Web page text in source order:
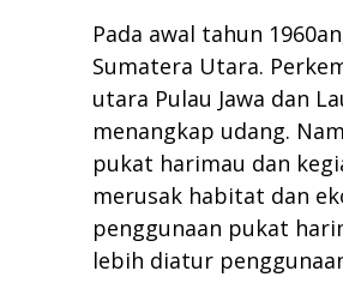
Pada awal tahun
Sumatera Utara.
utara Pulau Jawa dan
menangkap udang.
pukat harimau dan
merusak habitat dan
penggunaan pukat
lebih diatur